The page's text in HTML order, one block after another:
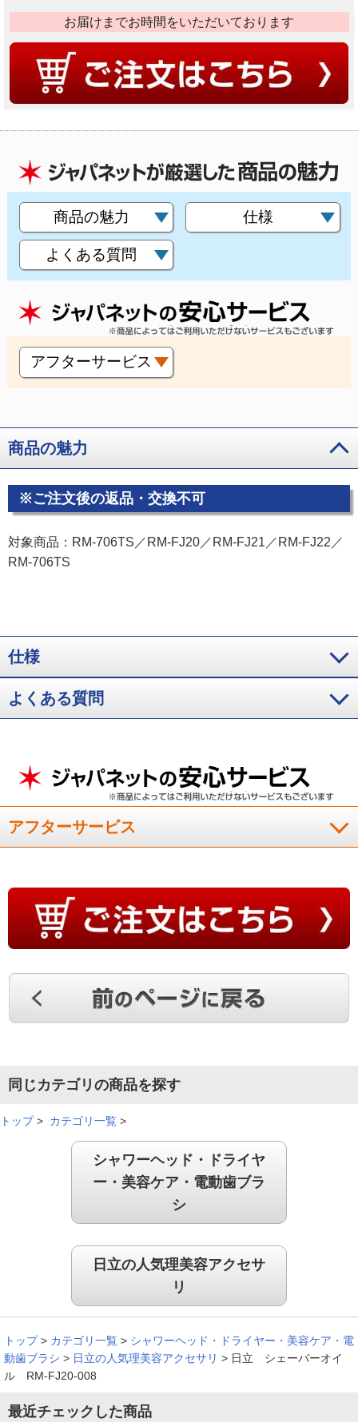
お届けまでお時間をいただいております
商品の魅力 仕様
よくある質問
アフターサービス
商品の魅力
※ご注文後の返品・交換不可
対象商品：RM-706TS／RM-FJ20／RM-FJ21／RM-FJ22／
RM-706TS
仕様
よくある質問
アフターサービス
同じカテゴリの商品を探す
トップ> カテゴリ一覧 >
シャワーヘッド・ドライヤ
ー・美容ケア・電動歯ブラ
シ
日立の人気理美容アクセサ
リ
トップ > カテゴリ一覧 > シャワーヘッド・ドライヤー・美容ケア・電
動歯ブラシ > 日立の人気理美容アクセサリ > 日立 シェーバーオイ
ル RM-FJ20-008
最近チェックした商品